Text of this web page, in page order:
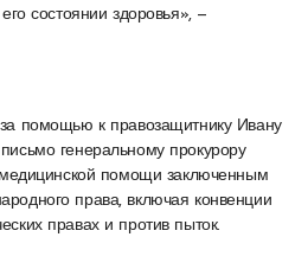
состоянии здоровья», —
помощью к правозащитнику Ивану
генеральному прокурору
помощи заключенным
права, включая конвенции
правах и против пыток.